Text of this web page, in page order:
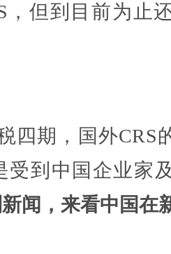
，但到目前为止
四期，国外CRS
受到中国企业家
闻，来看中国在